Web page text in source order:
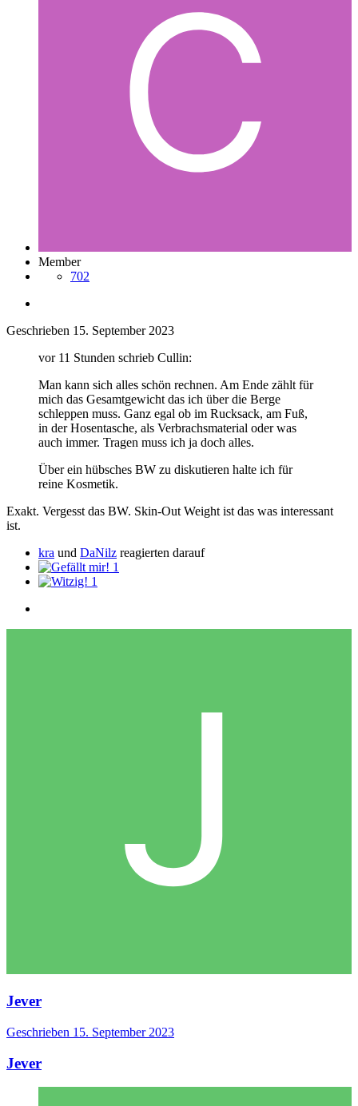
Member
702
Geschrieben 15. September 2023
vor 11 Stunden schrieb Cullin:
Man kann sich alles schön rechnen. Am Ende zählt für
mich das Gesamtgewicht das ich über die Berge
schleppen muss. Ganz egal ob im Rucksack, am Fuß,
in der Hosentasche, als Verbrachsmaterial oder was
auch immer. Tragen muss ich ja doch alles.
Über ein hübsches BW zu diskutieren halte ich für
reine Kosmetik.
Exakt. Vergesst das BW. Skin-Out Weight ist das was interessant
ist.
kra und DaNilz reagierten darauf
1
1
Jever
Geschrieben 15. September 2023
Jever